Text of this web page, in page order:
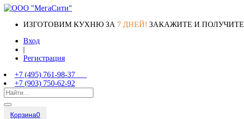
ИЗГОТОВИМ КУХНЮ ЗА 7 ДНЕЙ! ЗАКАЖИТЕ И ПОЛУЧИТЕ
Вход
|
Регистрация
+7 (495) 761-98-37
+7 (903) 750-62-92
Корзина0